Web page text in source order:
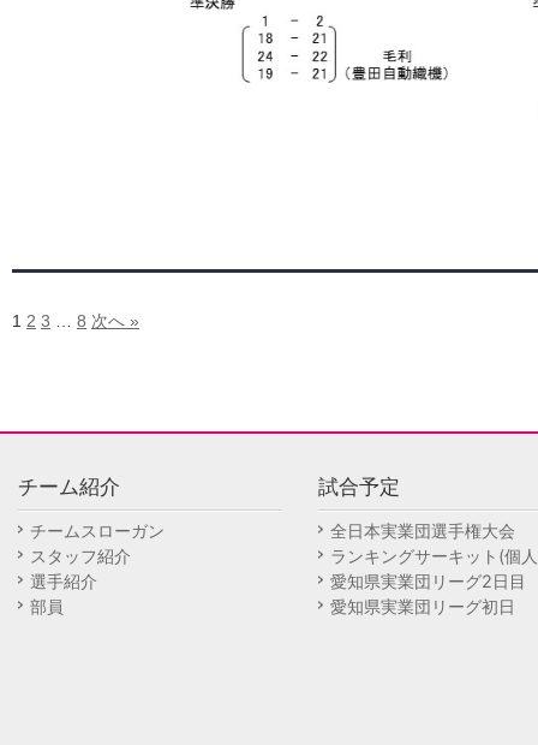
1 2 3 8 次へ »
チーム紹介
チームスローガン
スタッフ紹介
選手紹介
部員
試合予定
全日本実業団選手権大会
ランキングサーキット(個
愛知県実業団リーグ2日目
愛知県実業団リーグ初日